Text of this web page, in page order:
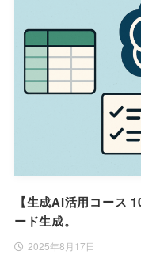
【生成AI活用コース
ード生成。
2025年8月17日